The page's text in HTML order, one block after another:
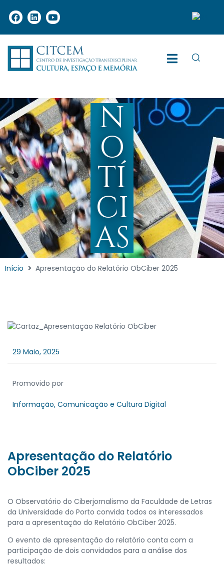
N
O
TÍ
CI
AS
Início Apresentação do Relatório ObCiber 2025
29 Maio, 2025
Promovido por
Informação, Comunicação e Cultura Digital
Apresentação do Relatório
ObCiber 2025
O Observatório do Ciberjornalismo da Faculdade de Letras
da Universidade do Porto convida todos os interessados
para a apresentação do Relatório ObCiber 2025.
O evento de apresentação do relatório conta com a
participação de dois convidados para a análise dos
resultados: